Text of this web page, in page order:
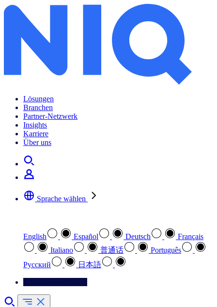
Lösungen
Branchen
Partner-Netzwerk
Insights
Karriere
Über uns
Sprache wählen
English Español Deutsch
Français
Italiano
普通话
Português
Pусский
日本語